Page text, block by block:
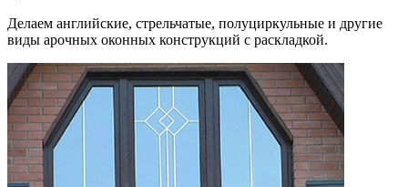
Делаем английские, стрельчатые, полуциркульные и другие
виды арочных оконных конструкций с раскладкой.